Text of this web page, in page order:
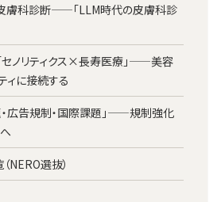
膚科診断——「LLM時代の皮膚科診
ノリティクス×長寿医療」——美容
ィに接続する
広告規制・国際課題」——規制強化
NERO選抜）